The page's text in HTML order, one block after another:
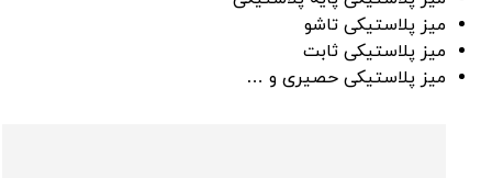
میز پلاستیکی تاشو
میز پلاستیکی ثابت
میز پلاستیکی حصیری و …